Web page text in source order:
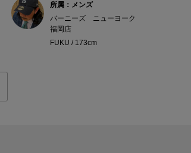
所属：メンズ
バーニーズ ニューヨーク
福岡店
FUKU / 173cm